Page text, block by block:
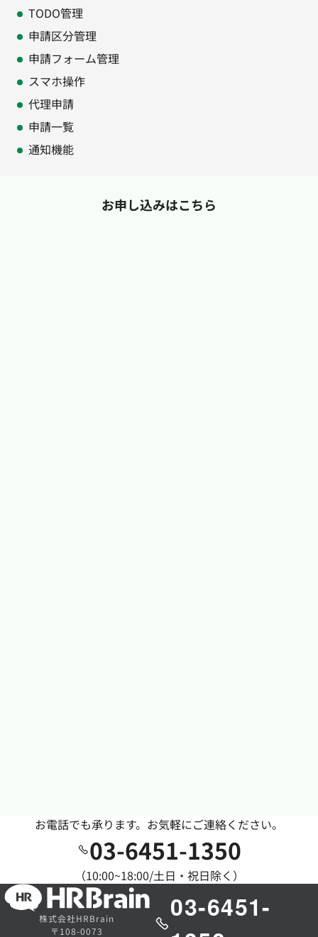
TODO管理
申請区分管理
申請フォーム管理
スマホ操作
代理申請
申請一覧
通知機能
お申し込みはこちら
お電話でも承ります。お気軽にご連絡ください。
03-6451-1350
（10:00~18:00/土日・祝日除く）
株式会社HRBrain
〒108-0073
03-6451-